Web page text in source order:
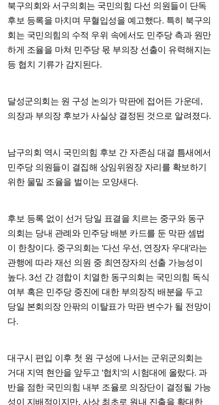
북구의회와 서구의회는 국민의힘 다선 의원들이 단독
후보 등록을 마치며 무혈입성을 예고했다. 특히 북구의
회는 국민의힘의 수적 우위 속에서도 민주당 측과 원만
하게 조율을 마쳐 민주당 몫 부의장 선출이 유력해지는
등 협치 기류가 감지된다.
달성군의회는 원 구성 논의가 막판에 접어든 가운데,
의장과 부의장 후보가 사실상 결정된 것으로 알려졌다.
남구의회 역시 국민의힘 후보 간 자존심 대결 틈새에서
민주당 의원들이 결집해 상임위원장 자리를 확보하기
위한 물밑 조율을 벌이는 모양새다.
후보 등록 없이 선거 당일 표결을 치르는 중구와 동구
의회는 당내 관례와 민주당 배분 카드를 둔 막판 셈법
이 한창이다. 중구의회는 '다선 우선, 연장자 우대'라는
관행에 따라 재선 의원 중 최연장자의 선출 가능성이
높다. 3선 간 경합이 치열한 동구의회는 국민의힘 독식
여부 혹은 민주당 중진에 대한 부의장직 배분을 두고
당일 본회의장 안팎의 이탈표가 막판 변수가 될 전망이
다.
대구시 편입 이후 첫 원 구성에 나서는 군위군의회는
거대 지역 현안을 앞두고 '협치'의 시험대에 올랐다. 과
반을 점한 국민의힘 내부 조율로 의장단이 결정될 가능
성이 지배적이지만, 사상 최초로 원내 진출을 확대한